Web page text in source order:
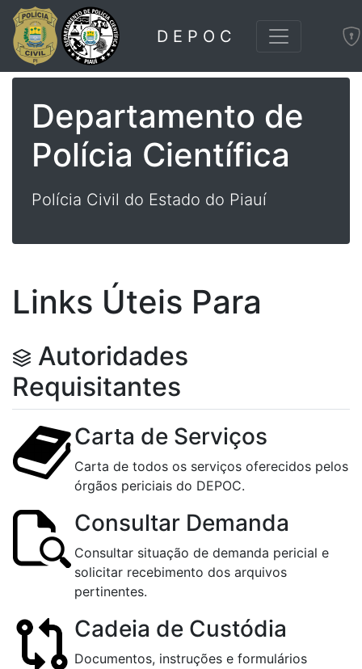
D E P O C
Departamento de
Polícia Científica
Polícia Civil do Estado do Piauí
Links Úteis Para
Autoridades
Requisitantes
Carta de Serviços
Carta de todos os serviços oferecidos pelos
órgãos periciais do DEPOC.
Consultar Demanda
Consultar situação de demanda pericial e
solicitar recebimento dos arquivos
pertinentes.
Cadeia de Custódia
Documentos, instruções e formulários